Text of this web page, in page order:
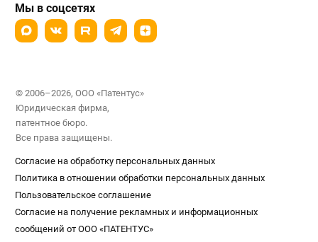
Мы в соцсетях
© 2006–2026, ООО «Патентус»
Юридическая фирма,
патентное бюро.
Все права защищены.
Согласие на обработку персональных данных
Политика в отношении обработки персональных данных
Пользовательское соглашение
Согласие на получение рекламных и информационных
сообщений от ООО «ПАТЕНТУС»